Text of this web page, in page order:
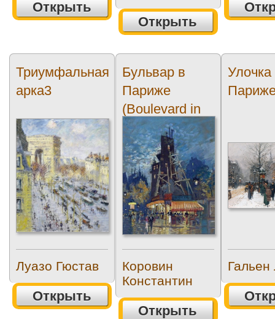
Открыть
Открыть
Триумфальная
арка3
Луазо Гюстав
Открыть
Бульвар в
Париже
(Boulevard in
Paris)10
Коровин
Константин
Открыть
Улочка
Гальен